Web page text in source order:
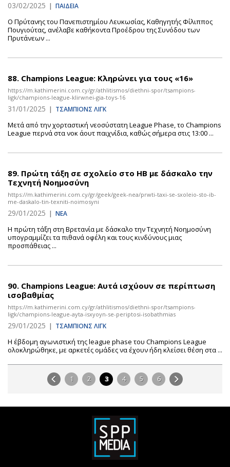
03/02/2025 | ΠΑΙΔΕΙΑ
Ο Πρύτανης του Πανεπιστημίου Λευκωσίας, Καθηγητής Φίλιππος
Πουγιούτας, ανέλαβε καθήκοντα Προέδρου της Συνόδου των
Πρυτάνεων ...
88. Champions League: Κληρώνει για τους «16»
https://m.kathimerini.com.cy/gr/athlitismos/diethni-spor/tsampions-
ligk/champions-league-klirwnei-gia-toys-16
31/01/2025 | ΤΣΑΜΠΙΟΝΣ ΛΙΓΚ
Μετά από την χορταστική νεοσύστατη League Phase, το Champions
League περνά στα νοκ άουτ παιχνίδια, καθώς σήμερα στις 13:00 ...
89. Πρώτη τάξη σε σχολείο στο ΗΒ με δάσκαλο την
Τεχνητή Νοημοσύνη
https://m.kathimerini.com.cy/gr/geek/geek-nea/prwti-taxi-se-sxoleio-sto-ib-
me-daskalo-tin-texniti-noimosyni
29/01/2025 | ΝΕΑ
Η πρώτη τάξη στη Βρετανία με δάσκαλο την Τεχνητή Νοημοσύνη
υπογραμμίζει τα πιθανά οφέλη και τους κινδύνους μιας
προσπάθειας ...
90. Champions League: Αυτά ισχύουν σε περίπτωση
ισοβαθμίας
https://m.kathimerini.com.cy/gr/athlitismos/diethni-spor/tsampions-
ligk/champions-league-ayta-isxyoyn-se-periptosi-isobathmias
29/01/2025 | ΤΣΑΜΠΙΟΝΣ ΛΙΓΚ
Η έβδομη αγωνιστική της league phase του Champions League
ολοκληρώθηκε, με αρκετές ομάδες να έχουν ήδη κλείσει θέση στα ...
1 2 3 4 5 6